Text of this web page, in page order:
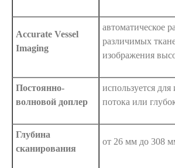
Accurate Vessel
Imaging
автоматическое
различимых
изображения
Постоянно-
волновой доплeр
используется
потока или
Глубина
сканирования
от 26 мм до 308